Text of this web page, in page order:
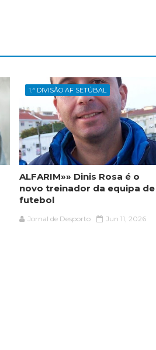
1.ª DIVISÃO AF SETÚBAL
ALFARIM»» Dinis Rosa é o
novo treinador da equipa de
futebol
Jornal de Desporto Jun 11, 2026